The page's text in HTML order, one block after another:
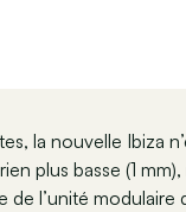
la nouvelle Ibiza
plus basse (1
de l’unité